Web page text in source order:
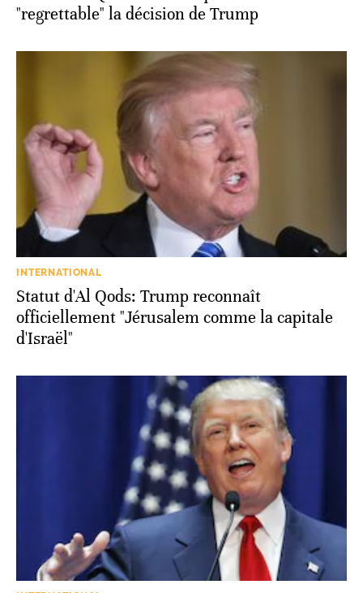
"regrettable" la décision de Trump
INTERNATIONAL
Statut d'Al Qods: Trump reconnaît
officiellement "Jérusalem comme la capitale
d'Israël"